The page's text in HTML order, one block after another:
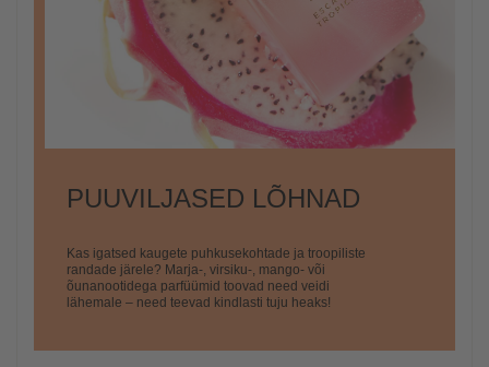
PUUVILJASED LÕHNAD
Kas igatsed kaugete puhkusekohtade ja troopiliste
randade järele? Marja-, virsiku-, mango- või
õunanootidega parfüümid toovad need veidi
lähemale – need teevad kindlasti tuju heaks!